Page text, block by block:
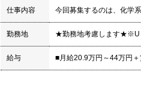
仕事内容 今回募集するのは、化学
勤務地 ★勤務地考慮します★※U
給与 ■月給20.9万円～44万円